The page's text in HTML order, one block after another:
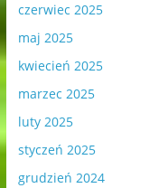
czerwiec 2025
maj 2025
kwiecień 2025
marzec 2025
luty 2025
styczeń 2025
grudzień 2024